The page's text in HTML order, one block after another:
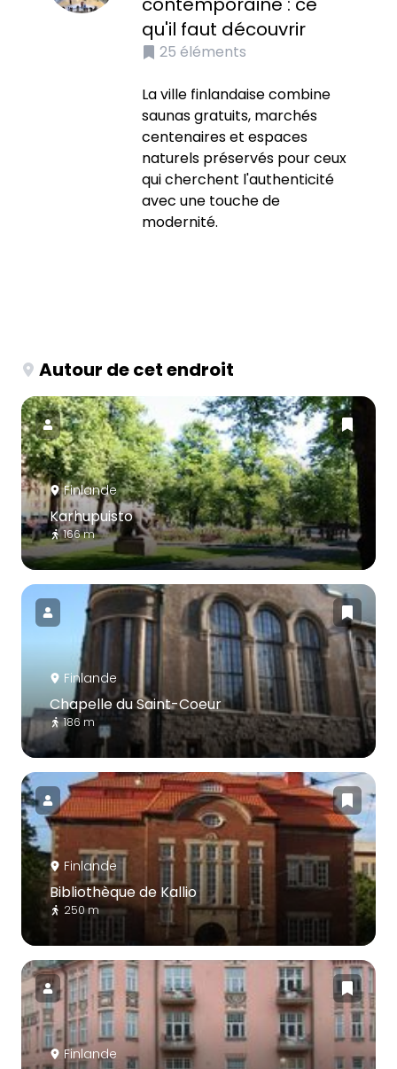
qu'il faut découvrir
25 éléments
La ville finlandaise combine
saunas gratuits, marchés
centenaires et espaces
naturels préservés pour ceux
qui cherchent l'authenticité
avec une touche de
modernité.
Autour de cet endroit
Finlande
Karhupuisto
166 m
Finlande
Chapelle du Saint-Coeur
186 m
Finlande
Bibliothèque de Kallio
250 m
Finlande